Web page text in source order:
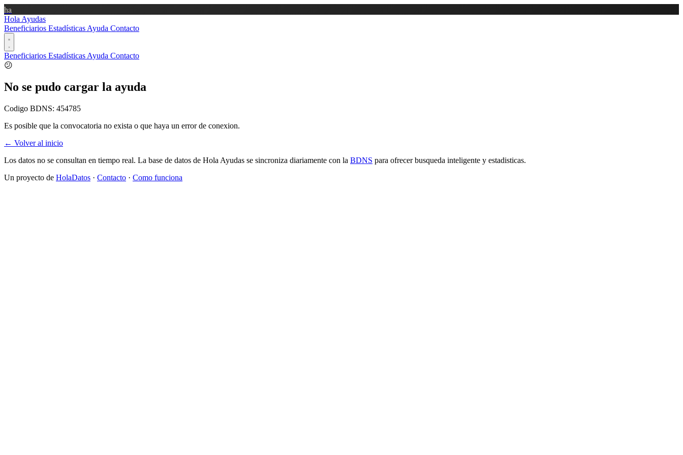
ha
Hola Ayudas
Beneficiarios Estadísticas Ayuda Contacto
Beneficiarios Estadísticas Ayuda Contacto
😕
No se pudo cargar la ayuda
Codigo BDNS: 454785
Es posible que la convocatoria no exista o que haya un error de conexion.
← Volver al inicio
Los datos no se consultan en tiempo real. La base de datos de Hola Ayudas se sincroniza diariamente con la BDNS para ofrecer busqueda inteligente y estadisticas.
Un proyecto de HolaDatos · Contacto · Como funciona